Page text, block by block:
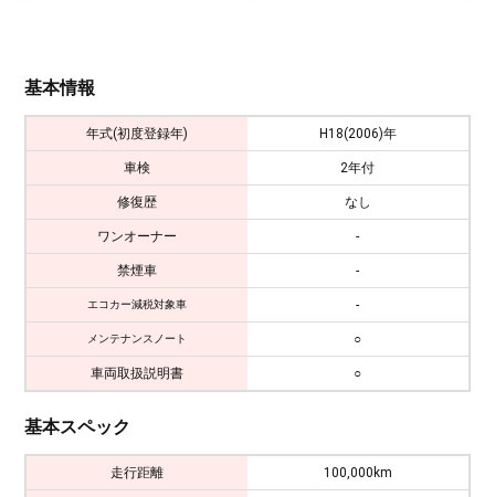
基本情報
年式(初度登録年) H18(2006)年
車検 2年付
修復歴 なし
ワンオーナー -
禁煙車 -
エコカー減税対象車 -
メンテナンスノート ○
車両取扱説明書 ○
基本スペック
走行距離 100,000km